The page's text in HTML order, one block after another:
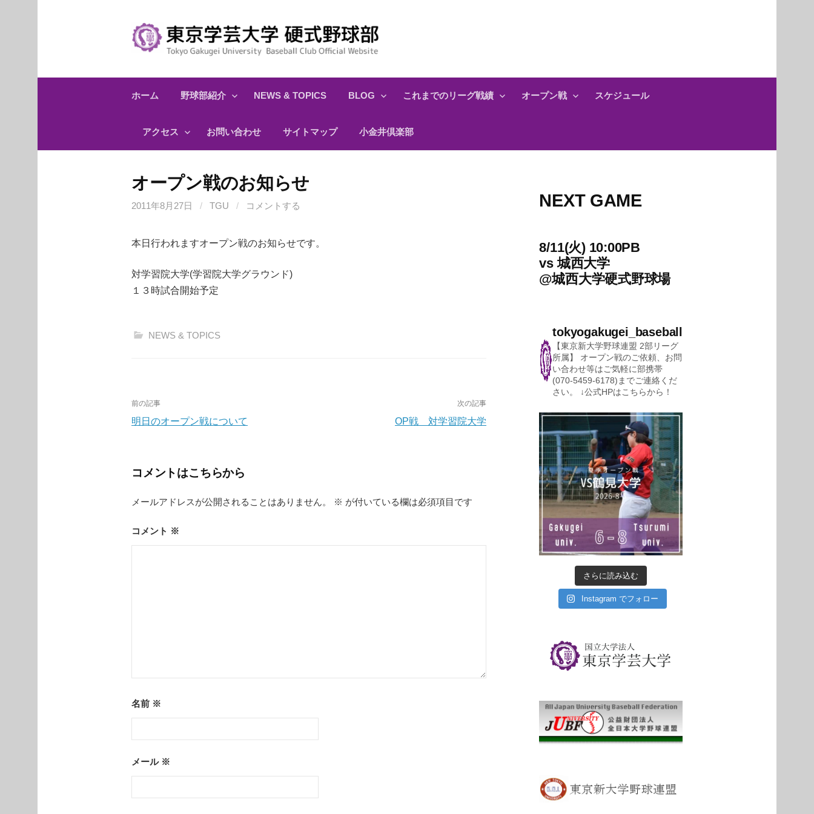
ホーム 野球部紹介 NEWS & TOPICS BLOG これまでのリーグ戦績 オープン戦 スケジュール
アクセス お問い合わせ サイトマップ 小金井倶楽部
オープン戦のお知らせ
2011年8月27日 / TGU / コメントする
本日行われますオープン戦のお知らせです。
対学習院大学(学習院大学グラウンド)
１３時試合開始予定
NEWS & TOPICS
投
稿
ビ
ー
シ
ョ
前の記事
明日のオープン戦について
次の記事
OP戦 対学習院大学
コメントはこちらから
メールアドレスが公開されることはありません。 ※ が付いている欄は必須項目です
コメント ※
名前 ※
メール ※
NEXT GAME
8/11(火) 10:00PB
vs城西大学
@城西大学硬式野球場
tokyogakugei_baseball
【東京新大学野球連盟 2部リーグ
所属】
オープン戦のご依頼、お問
い合わせ等はご気軽に部携帯
(070-5459-6178)までご連絡くだ
さい。
↓公式HPはこちらから！
さらに読み込む
Instagram でフォロー